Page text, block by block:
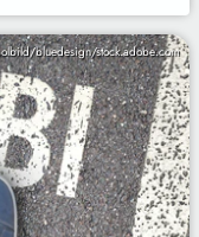
bluedesign/stock.adobe.com